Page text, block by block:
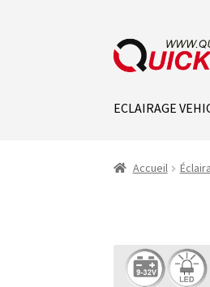
ECLAIRAGE
Accueil